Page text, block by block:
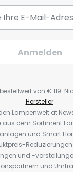
Anmelden
von € 119.
Hersteller.
Lampenwelt.at
aus dem Sortiment
und Smart
und -
und